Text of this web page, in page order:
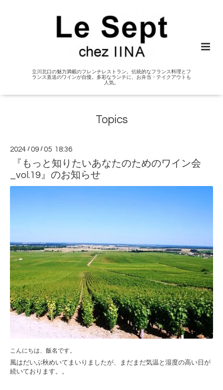
立川北口の魅力満載のフレンチレストラン。伝統的なフランス料理とフ
ランス直送のワインが自慢。多彩なランチに、お弁当・テイクアウトも
人気。
Topics
2024 /09 /05 18:36
『もっと知りたいあなたのためのワイン会
_vol.19』のお知らせ
こんにちは、飯名です。
風はだいぶ秋めいてまいりましたが、まだまだ気温と湿度の高い日が
続いております。。